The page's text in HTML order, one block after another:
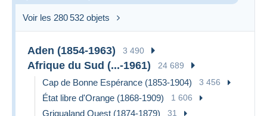
Voir les 280 532 objets
Aden (1854-1963) 3 490
Afrique du Sud (...-1961) 24 689
Cap de Bonne Espérance (1853-1904) 3 456
État libre d'Orange (1868-1909) 1 606
Griqualand Ouest (1874-1879) 31